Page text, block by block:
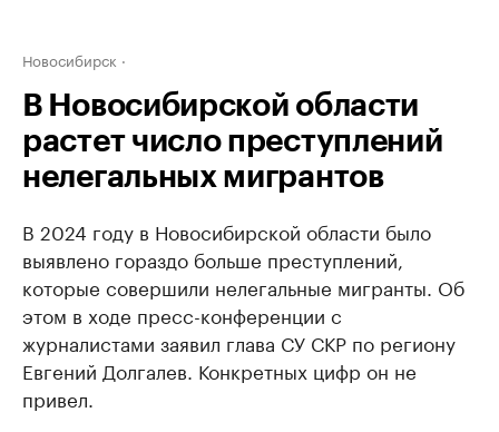
Новосибирск
В Новосибирской области
растет число преступлений
нелегальных мигрантов
В 2024 году в Новосибирской области было
выявлено гораздо больше преступлений,
которые совершили нелегальные мигранты. Об
этом в ходе пресс-конференции с
журналистами заявил глава СУ СКР по региону
Евгений Долгалев. Конкретных цифр он не
привел.